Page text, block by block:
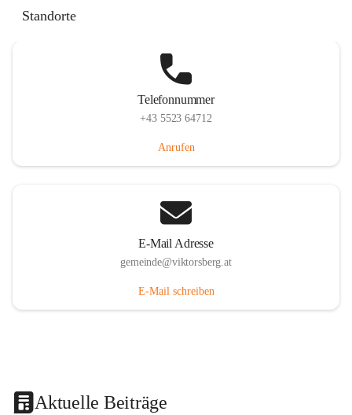
Standorte
Telefonnummer
+43 5523 64712
Anrufen
E-Mail Adresse
gemeinde@viktorsberg.at
E-Mail schreiben
Aktuelle Beiträge